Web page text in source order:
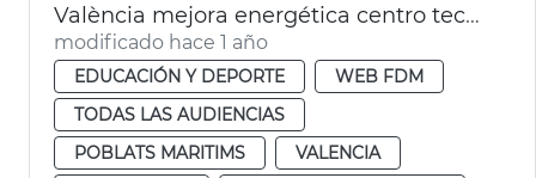
València mejora energética centro tecnificación pelota Natzaret
modificado hace 1 año
EDUCACIÓN Y DEPORTE
WEB FDM
TODAS LAS AUDIENCIAS
POBLATS MARITIMS
VALENCIA